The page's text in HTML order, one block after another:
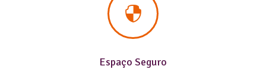

Espaço Seguro